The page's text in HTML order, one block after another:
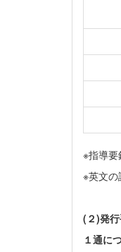
※指導要
※英文の
(２)発
１通に